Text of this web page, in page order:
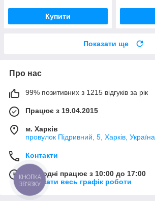
Купити
Показати ще
Про нас
99% позитивних з 1215 відгуків за рік
Працює з 19.04.2015
м. Харків
провулок Підривний, 5, Харків, Україна
Контакти
Сьогодні працює з 10:00 до 17:00
Показати весь графік роботи
КНОПКА
ЗВ'ЯЗКУ